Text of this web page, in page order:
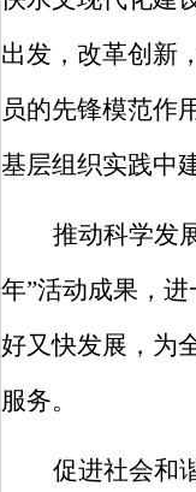
出发，改革创新
员的先锋模范作
基层组织实践中
推动科学发
年”活动成果，
好又快发展，为
服务。
促进社会和